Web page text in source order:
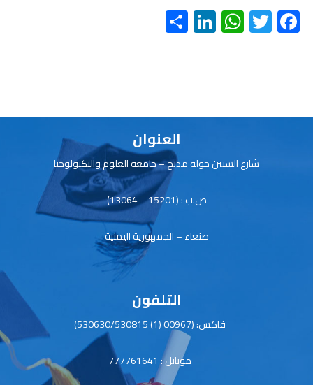
F
ac
o
T
wi
W
h
A
p
Li
nk
n
العنوان
شارع الستين جولة مذبح – جامعة العلوم والتكنولوجيا
ص.ب : (15201 – 13064)
صنعاء – الجمهورية اليمنية
التلفون
فاكس: (00967 (1) 530630/530815)
موبايل : 777761641